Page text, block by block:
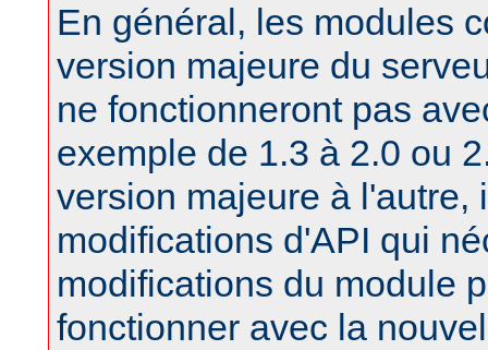
En général, les modules
version majeure du
ne fonctionneront pas
exemple de 1.3 à 2.0 ou
version majeure à l'autre,
modifications d'API qui
modifications du module
fonctionner avec la